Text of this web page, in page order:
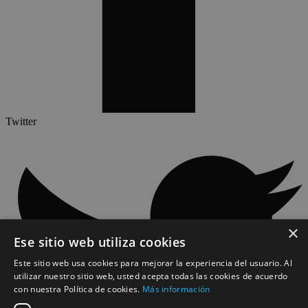
Twitter
×
Ese sitio web utiliza cookies
Este sitio web usa cookies para mejorar la experiencia del usuario. Al
utilizar nuestro sitio web, usted acepta todas las cookies de acuerdo
con nuestra Política de cookies. Más información